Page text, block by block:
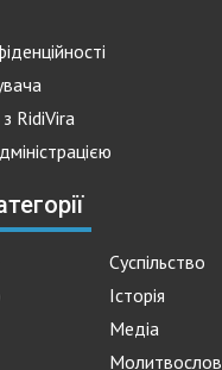
RidiVira
Суспільство
Історія
Медіа
Молитвослов